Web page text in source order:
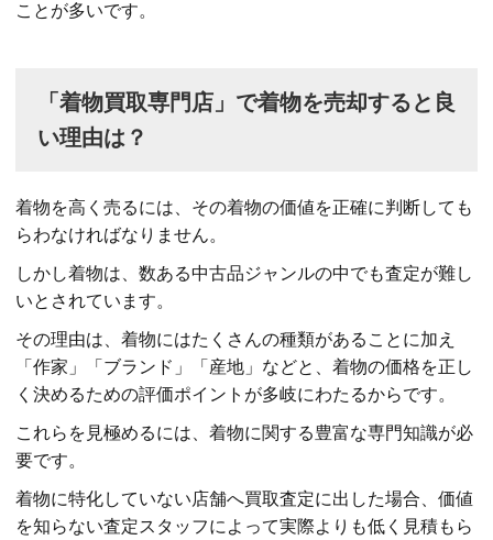
ことが多いです。
「着物買取専門店」で着物を売却すると良
い理由は？
着物を高く売るには、その着物の価値を正確に判断しても
らわなければなりません。
しかし着物は、数ある中古品ジャンルの中でも査定が難し
いとされています。
その理由は、着物にはたくさんの種類があることに加え
「作家」「ブランド」「産地」などと、着物の価格を正し
く決めるための評価ポイントが多岐にわたるからです。
これらを見極めるには、着物に関する豊富な専門知識が必
要です。
着物に特化していない店舗へ買取査定に出した場合、価値
を知らない査定スタッフによって実際よりも低く見積もら